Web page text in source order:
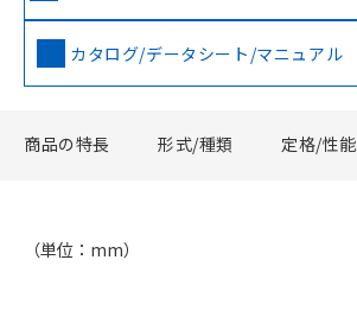
カタログ/データシート/マニュアル
商品の特長 形式/種類 定格/性能
（単位：mm）